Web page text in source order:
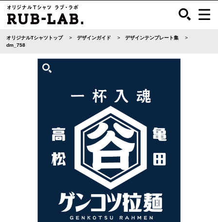
オリジナルTシャツトップ デザインガイド
デザインテンプレート集
dm_758